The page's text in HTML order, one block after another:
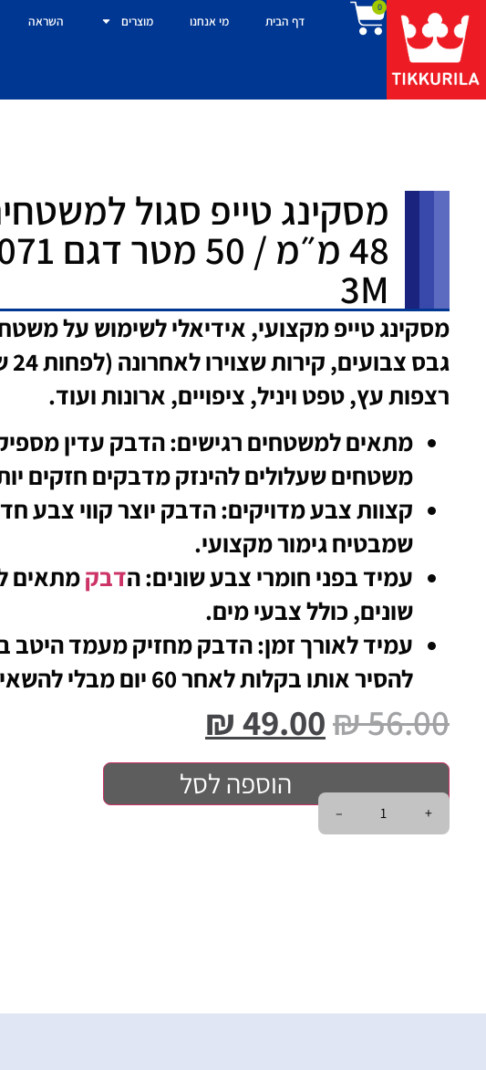
0
דף הבית מי אנחנו מוצרים השראה
מסקינג טייפ סגול
3M
מסקינג טייפ מקצועי, אידיאלי לשימוש על
רצפות עץ, טפט ויניל, ציפויים, ארונות ועוד.
מתאים למשטחים רגישים: הדבק עדין
משטחים שעלולים להינזק מדבקים חזקים
קצוות צבע מדויקים: הדבק יוצר קווי צבע
שמבטיח גימור מקצועי.
עמיד בפני חומרי צבע שונים: הדבקמתאים
שונים, כולל צבעי מים.
עמיד לאורך זמן: הדבק מחזיק מעמד היטב
להסיר אותו בקלות לאחר 60 יום מבלי להשאיר שאריות דבק.
₪56.00
₪49.00
+
–
הוספה לסל